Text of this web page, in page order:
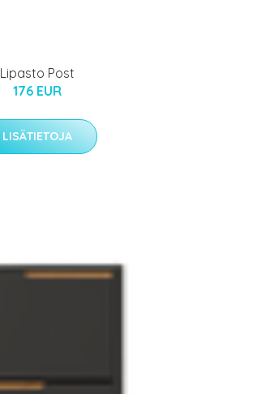
Lipasto Post
176 EUR
LISÄTIETOJA